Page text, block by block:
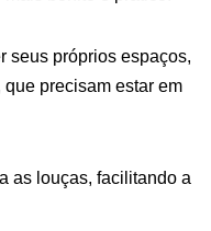
seus próprios espaços,
precisam estar em
as louças, facilitando a